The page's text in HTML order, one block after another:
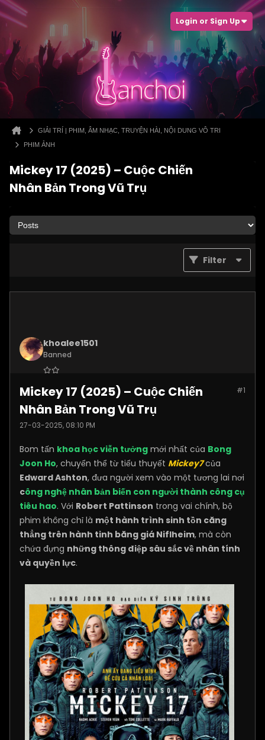
Login or Sign Up
GIẢI TRÍ | PHIM, ÂM NHẠC, TRUYỆN HÀI, NỘI DUNG VÔ TRI
PHIM ẢNH
Mickey 17 (2025) – Cuộc Chiến
Nhân Bản Trong Vũ Trụ
Filter
khoalee1501
Banned
Dec 2024
Posts: 5577 #1
Mickey 17 (2025) – Cuộc Chiến
Nhân Bản Trong Vũ Trụ
27-03-2025, 08:10 PM
Bom tấn khoa học viễn tưởng mới nhất của Bong
Joon Ho, chuyển thể từ tiểu thuyết Mickey7của
Edward Ashton, đưa người xem vào một tương lai nơi
công nghệ nhân bản biến con người thành công cụ
tiêu hao. Với Robert Pattinson trong vai chính, bộ
phim không chỉ là một hành trình sinh tồn căng
thẳng trên hành tinh băng giá Niflheim, mà còn
chứa đựng những thông điệp sâu sắc về nhân tính
và quyền lực.